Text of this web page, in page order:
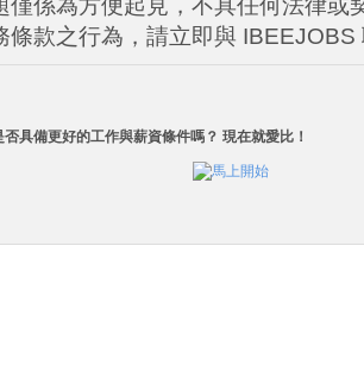
僅係為方便起見，不具任何法律或
條款之行為，請立即與 IBEEJOBS
具備更好的工作與薪資條件嗎？ 現在就愛比！